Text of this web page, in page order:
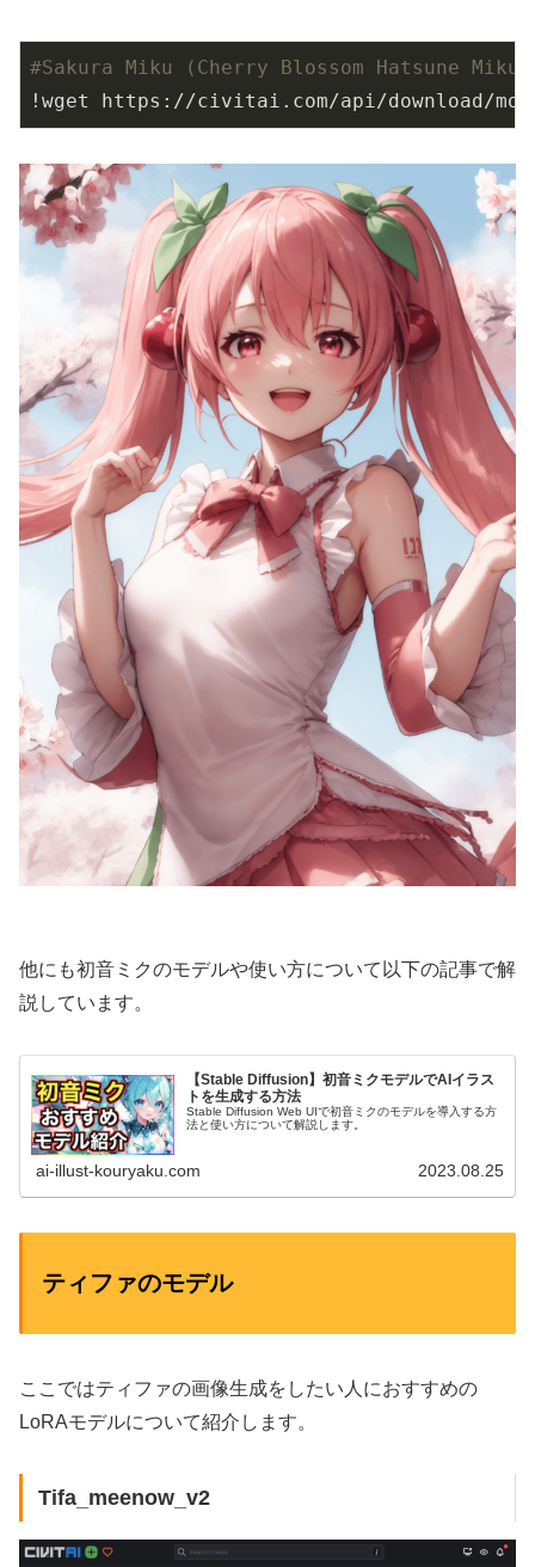
#Sakura Miku (Cherry Blossom Hatsune
!wget https://civitai.com/api/download/
他にも初音ミクのモデルや使い方について以下の記事で解
説しています。
【Stable Diffusion】初音ミクモデルでAIイラス
トを生成する方法
Stable Diffusion Web UIで初音ミクのモデルを導入する方
法と使い方について解説します。
ai-illust-kouryaku.com 2023.08.25
ティファのモデル
ここではティファの画像生成をしたい人におすすめの
LoRAモデルについて紹介します。
Tifa_meenow_v2